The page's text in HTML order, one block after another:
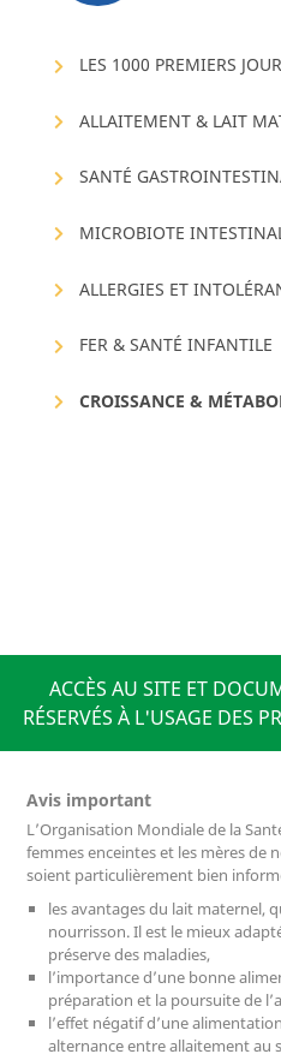
LES 1000 PREMIERS
ALLAITEMENT & LAIT
SANTÉ
MICROBIOTE
ALLERGIES ET
FER & SANTÉ INFANTILE
CROISSANCE &
ACCÈS AU SITE ET
RÉSERVÉS À L'USAGE DES
Avis important
L’Organisation Mondiale de la
femmes enceintes et les mères de
soient particulièrement bien
les avantages du lait maternel,
nourrisson. Il est le mieux
préserve des maladies,
l’importance d’une bonne
préparation et la poursuite de
l’effet négatif d’une
alternance entre allaitement au